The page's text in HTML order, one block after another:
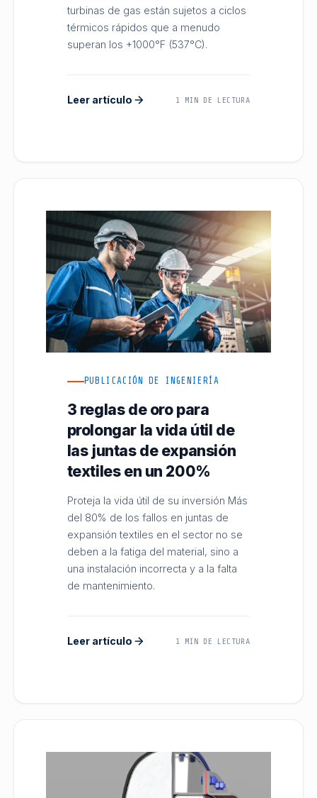
turbinas de gas están sujetos a ciclos
térmicos rápidos que a menudo
superan los +1000°F (537°C).
Leer artículo 1 MIN DE LECTURA
PUBLICACIÓN DE INGENIERÍA
3 reglas de oro para
prolongar la vida útil de
las juntas de expansión
textiles en un 200%
Proteja la vida útil de su inversión Más
del 80% de los fallos en juntas de
expansión textiles en el sector no se
deben a la fatiga del material, sino a
una instalación incorrecta y a la falta
de mantenimiento.
Leer artículo 1 MIN DE LECTURA